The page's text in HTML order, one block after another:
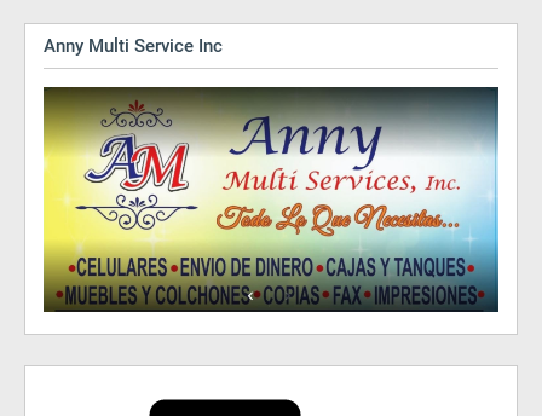
Anny Multi Service Inc